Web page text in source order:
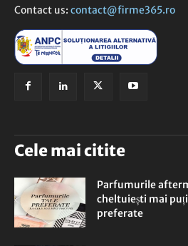
Contact us: contact@firme365.ro
Cele mai citite
Parfumurile
cheltuiești mai
preferate